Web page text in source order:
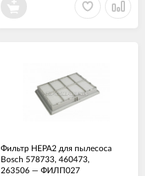
Фильтр HEPA2 для пылесоса
Bosch 578733, 460473,
263506 — ФИЛП027